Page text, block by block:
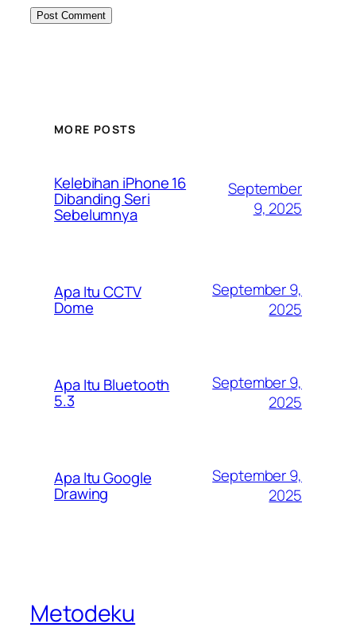
MORE POSTS
Kelebihan iPhone 16
Dibanding Seri
Sebelumnya
September
9, 2025
Apa Itu CCTV
Dome
September 9,
2025
Apa Itu Bluetooth
5.3
September 9,
2025
Apa Itu Google
Drawing
September 9,
2025
Metodeku